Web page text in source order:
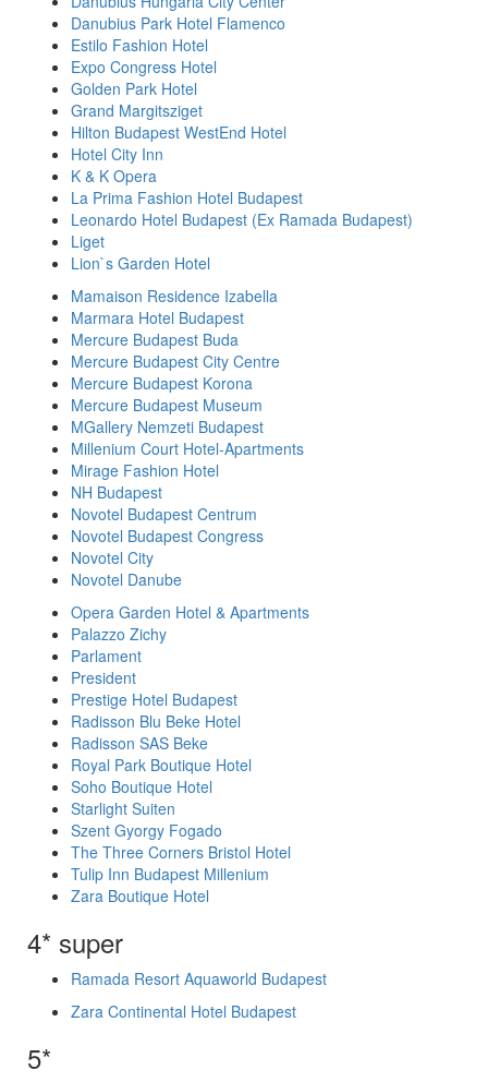
Danubius Park Hotel Flamenco
Estilo Fashion Hotel
Expo Congress Hotel
Golden Park Hotel
Grand Margitsziget
Hilton Budapest WestEnd Hotel
Hotel City Inn
K & K Opera
La Prima Fashion Hotel Budapest
Leonardo Hotel Budapest (Ex Ramada Budapest)
Liget
Lion`s Garden Hotel
Mamaison Residence Izabella
Marmara Hotel Budapest
Mercure Budapest Buda
Mercure Budapest City Centre
Mercure Budapest Korona
Mercure Budapest Museum
MGallery Nemzeti Budapest
Millenium Court Hotel-Apartments
Mirage Fashion Hotel
NH Budapest
Novotel Budapest Centrum
Novotel Budapest Congress
Novotel City
Novotel Danube
Opera Garden Hotel & Apartments
Palazzo Zichy
Parlament
President
Prestige Hotel Budapest
Radisson Blu Beke Hotel
Radisson SAS Beke
Royal Park Boutique Hotel
Soho Boutique Hotel
Starlight Suiten
Szent Gyorgy Fogado
The Three Corners Bristol Hotel
Tulip Inn Budapest Millenium
Zara Boutique Hotel
4* super
Ramada Resort Aquaworld Budapest
Zara Continental Hotel Budapest
5*